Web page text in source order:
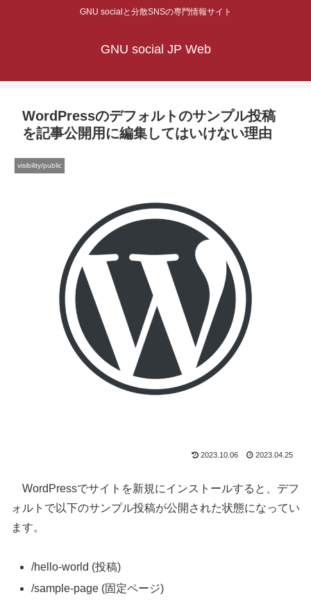
GNU socialと分散SNSの専門情報サイト
GNU social JP Web
WordPressのデフォルトのサンプル投稿
を記事公開用に編集してはいけない理由
visibility/public
2023.10.06 2023.04.25
WordPressでサイトを新規にインストールすると、デフ
ォルトで以下のサンプル投稿が公開された状態になってい
ます。
/hello-world (投稿)
/sample-page (固定ページ)